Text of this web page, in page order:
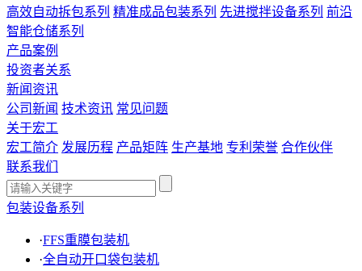
高效自动拆包系列 精准成品包装系列 先进搅拌设备系列 前沿
智能仓储系列
产品案例
投资者关系
新闻资讯
公司新闻 技术资讯 常见问题
关于宏工
宏工简介 发展历程 产品矩阵 生产基地 专利荣誉 合作伙伴
联系我们
包装设备系列
·FFS重膜包装机
·全自动开口袋包装机